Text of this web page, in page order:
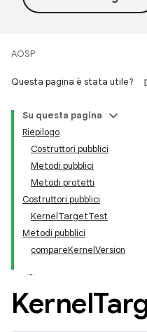
AOSP
Questa pagina è stata utile?
Su questa pagina
Riepilogo
Costruttori pubblici
Metodi pubblici
Metodi protetti
Costruttori pubblici
KernelTargetTest
Metodi pubblici
compareKernelVersion
Kernel